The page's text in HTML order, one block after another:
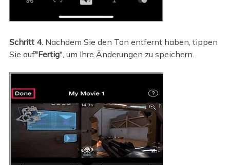
Schritt 4.Nachdem Sie den Ton entfernt haben, tippen
Sie auf"Fertig", um Ihre Änderungen zu speichern.